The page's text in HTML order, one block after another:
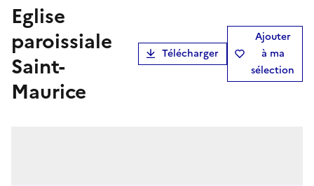
Eglise
paroissiale
Saint-
Maurice
Télécharger
Ajouter
à ma
sélection